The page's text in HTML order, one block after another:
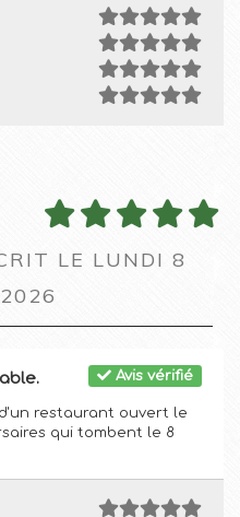
LE LUNDI 8
Avis vérifié
restaurant ouvert le
qui tombent le 8